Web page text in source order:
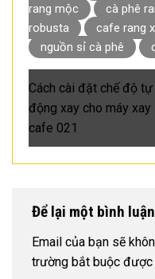
rang mộc
cà phê
robusta
cafe rang
nguồn sỉ cà phê
Cách cài đặt chế độ tự
động xay cho máy xay
cafe 021
Để lại một bình luận
Email của bạn sẽ
trường bắt buộc được